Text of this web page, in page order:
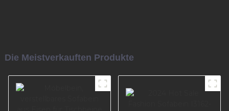
Die Meistverkauften Produkte